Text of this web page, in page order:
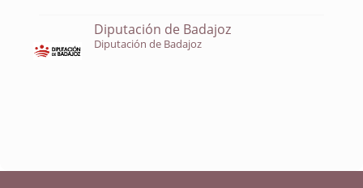
Diputación de Badajoz
Diputación de Badajoz